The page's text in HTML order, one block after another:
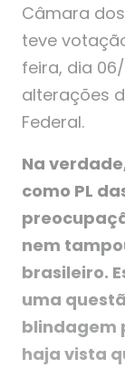
Câmara
teve
feira, dia
alterações
Federal.
Na
como PL
nem
brasileiro.
uma
blindagem
haja vista